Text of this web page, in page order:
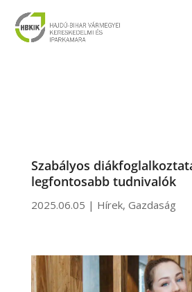
Szabályos
legfontosabb tudnivalók
2025.06.05 | Hírek, Gazdaság